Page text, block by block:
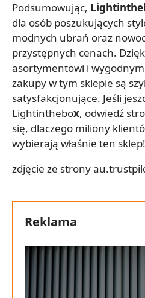
Podsumowując,
dla osób poszukujących
modnych ubrań oraz
przystępnych cenach.
asortymentowi i
zakupy w tym sklepie są
satysfakcjonujące. Jeśli
Lightinthebox, odwiedź
się, dlaczego miliony
wybierają właśnie ten sklep!
zdjęcie ze strony
Reklama